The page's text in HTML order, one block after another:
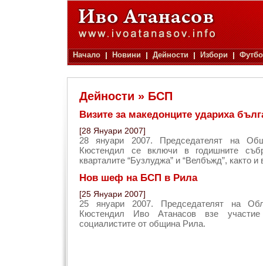
Начало Новини Дейности Избори
Дейности » БСП
Визите за македонците удариха
[28 Януари 2007]
28 януари 2007. Председателят на
Кюстендил се включи в годишните
кварталите “Бузлуджа” и “Велбъжд”, както
Нов шеф на БСП в Рила
[25 Януари 2007]
25 януари 2007. Председателят на
Кюстендил Иво Атанасов взе
социалистите от община Рила.